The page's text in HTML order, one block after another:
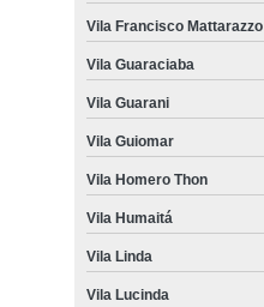
Vila Francisco Mattarazzo
Vila Guaraciaba
Vila Guarani
Vila Guiomar
Vila Homero Thon
Vila Humaitá
Vila Linda
Vila Lucinda